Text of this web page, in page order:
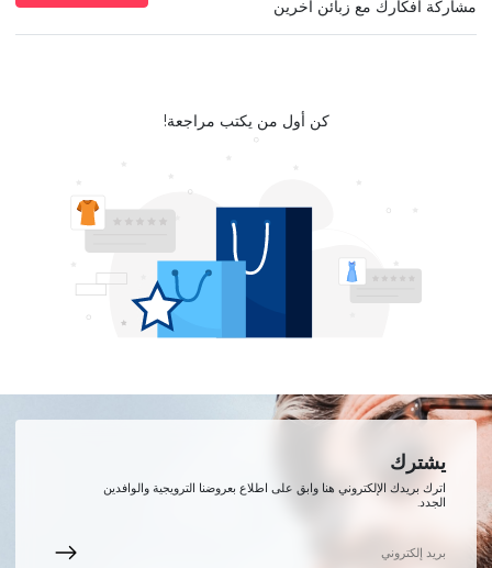
مشاركة أفكارك مع زبائن آخرين
كن أول من يكتب مراجعة!
يشترك
اترك بريدك الإلكتروني هنا وابق على اطلاع بعروضنا الترويجية والوافدين
الجدد.